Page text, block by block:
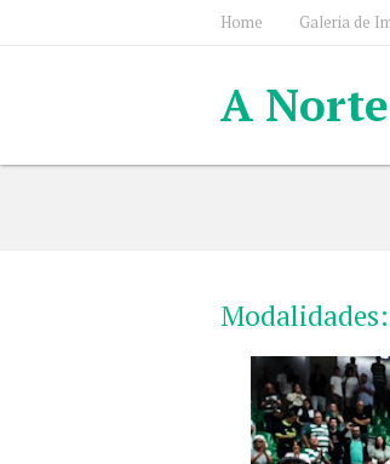
Home Galeria de
A